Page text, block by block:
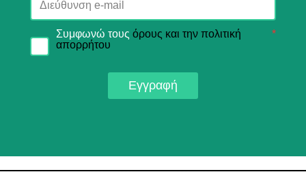
Συμφωνώ τους όρους και την πολιτική
απορρήτου
*
Εγγραφή